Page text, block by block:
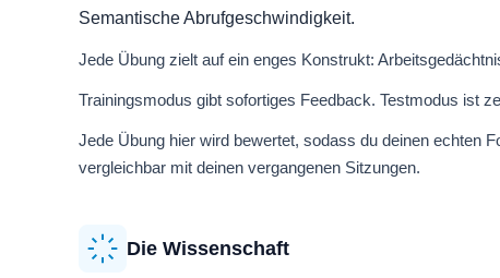
Semantische Abrufgeschwindigkeit.
Jede Übung zielt auf ein enges Konstrukt:
Trainingsmodus gibt sofortiges Feedback. Testmodus ist
Jede Übung hier wird bewertet, sodass du deinen echten
vergleichbar mit deinen vergangenen Sitzungen.
Die Wissenschaft